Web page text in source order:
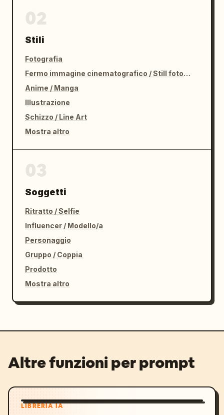
Stili
Fotografia
Fermo immagine cinematografico / Still fotografico
Anime / Manga
Illustrazione
Schizzo / Line Art
Mostra altro
Soggetti
Ritratto / Selfie
Influencer / Modello/a
Personaggio
Gruppo / Coppia
Prodotto
Mostra altro
Altre funzioni per prompt
LIBRERIA IA